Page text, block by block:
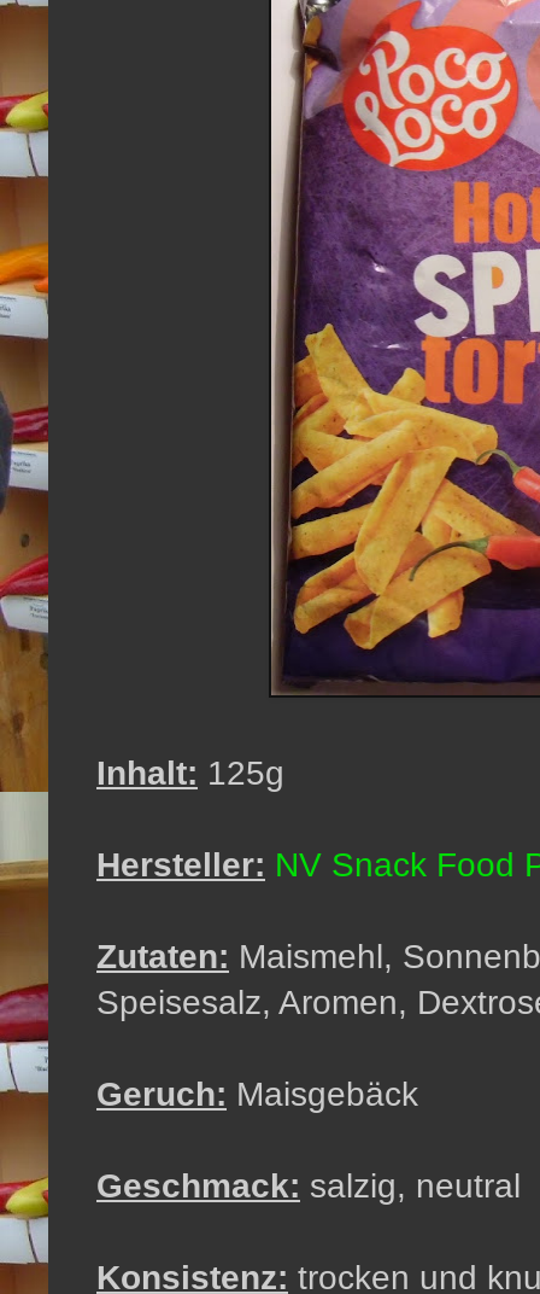
Inhalt: 125g
Hersteller: NV Snack Food
Zutaten: Maismehl,
Speisesalz, Aromen,
Geruch: Maisgebäck
Geschmack: salzig, neutral
Konsistenz: trocken und